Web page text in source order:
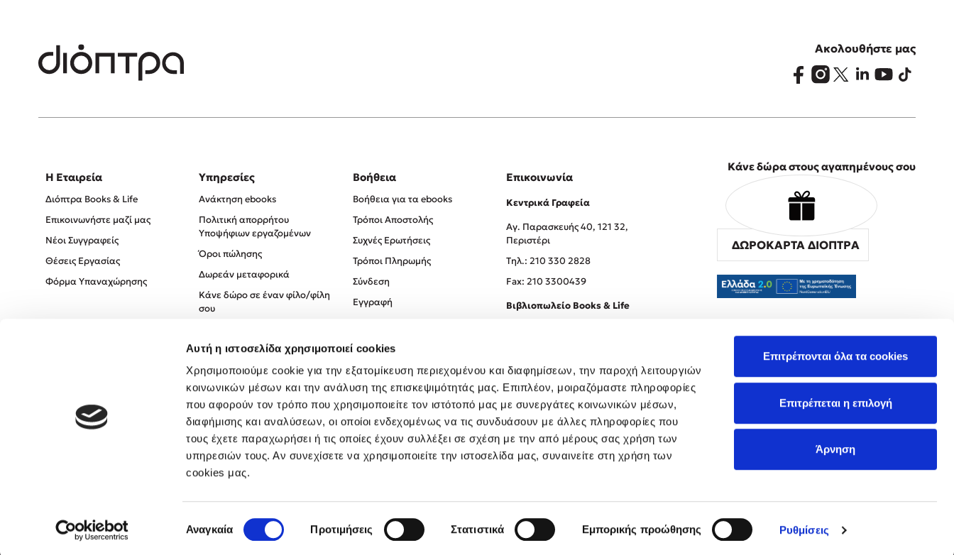
Αυτή η ιστοσελίδα χρησιμοποιεί cookies
Χρησιμοποιούμε cookie για την εξατομίκευση περιεχομένου και διαφημίσεων, την παροχή λειτουργιών
κοινωνικών μέσων και την ανάλυση της επισκεψιμότητάς μας. Επιπλέον, μοιραζόμαστε πληροφορίες
που αφορούν τον τρόπο που χρησιμοποιείτε τον ιστότοπό μας με συνεργάτες κοινωνικών μέσων,
διαφήμισης και αναλύσεων, οι οποίοι ενδεχομένως να τις συνδυάσουν με άλλες πληροφορίες που
τους έχετε παραχωρήσει ή τις οποίες έχουν συλλέξει σε σχέση με την από μέρους σας χρήση των
υπηρεσιών τους. Αν συνεχίσετε να χρησιμοποιείτε την ιστοσελίδα μας, συναινείτε στη χρήση των
cookies μας.
συγκατάθεσης
Αναγκαία Προτιμήσεις Στατιστικά Εμπορικής προώθησης Ρυθμίσεις
Επιτρέπονται όλα τα cookies
Επιτρέπεται η επιλογή
Άρνηση
Ακολουθήστε μας
Η Εταιρεία
Διόπτρα Books & Life
Επικοινωνήστε μαζί μας
Νέοι Συγγραφείς
Θέσεις Εργασίας
Φόρμα Υπαναχώρησης
Υπηρεσίες
Ανάκτηση ebooks
Πολιτική απορρήτου
Υποψήφιων εργαζομένων
Όροι πώλησης
Δωρεάν μεταφορικά
Κάνε δώρο σε έναν φίλο/φίλη
σου
Πολιτική Απορρήτου
Όροι χρήσης
Βοήθεια
Βοήθεια για τα ebooks
Τρόποι Αποστολής
Συχνές Ερωτήσεις
Τρόποι Πληρωμής
Σύνδεση
Εγγραφή
Επικοινωνία
Κεντρικά Γραφεία
Αγ. Παρασκευής 40, 121 32,
Περιστέρι
Tηλ.: 210 330 2828
Fax: 210 3300439
Βιβλιοπωλείο Books & Life
Κάνε δώρα στους αγαπημένους σου
ΔΩΡΟΚΑΡΤΑ ΔΙΟΠΤΡΑ
Created by Powered by